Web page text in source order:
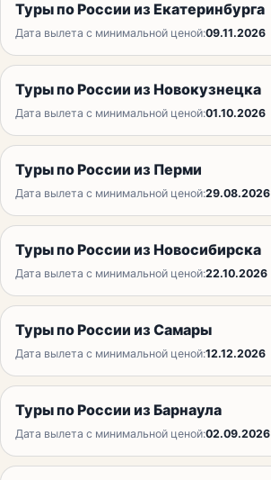
Туры по России из Екатеринбурга
Дата вылета с минимальной ценой:09.11.2026
Туры по России из Новокузнецка
Дата вылета с минимальной ценой:01.10.2026
Туры по России из Перми
Дата вылета с минимальной ценой:29.08.2026
Туры по России из Новосибирска
Дата вылета с минимальной ценой:22.10.2026
Туры по России из Самары
Дата вылета с минимальной ценой:12.12.2026
Туры по России из Барнаула
Дата вылета с минимальной ценой:02.09.2026